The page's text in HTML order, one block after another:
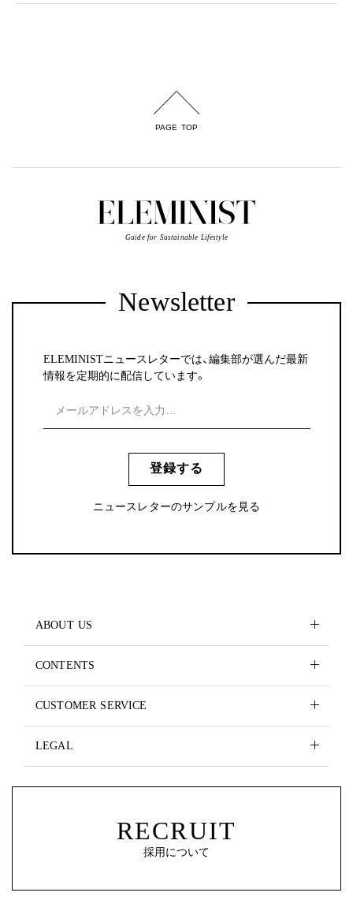
PAGE TOP
Guide for Sustainable Lifestyle
Newsletter
ELEMINISTニュースレターでは、編集部が選んだ最新
情報を定期的に配信しています。
登録する
ニュースレターのサンプルを見る
ABOUT US
CONTENTS
CUSTOMER SERVICE
LEGAL
RECRUIT
採用について